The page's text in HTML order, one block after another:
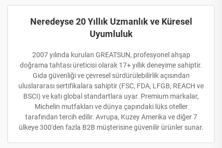
Neredeyse 20 Yıllık Uzmanlık ve Küresel
Uyumluluk
2007 yılında kurulan GREATSUN, profesyonel ahşap
doğrama tahtası üreticisi olarak 17+ yıllık deneyime sahiptir.
Gıda güvenliği ve çevresel sürdürülebilirlik açısından
uluslararası sertifikalara sahiptir (FSC, FDA, LFGB, REACH ve
BSCI) ve katı global standartlara uyar. Premium markalar,
Michelin mutfakları ve dünya çapındaki lüks oteller
tarafından tercih edilir. Avrupa, Kuzey Amerika ve diğer 7
ülkeye 300'den fazla B2B müşterisine güvenilir ürünler sunar.